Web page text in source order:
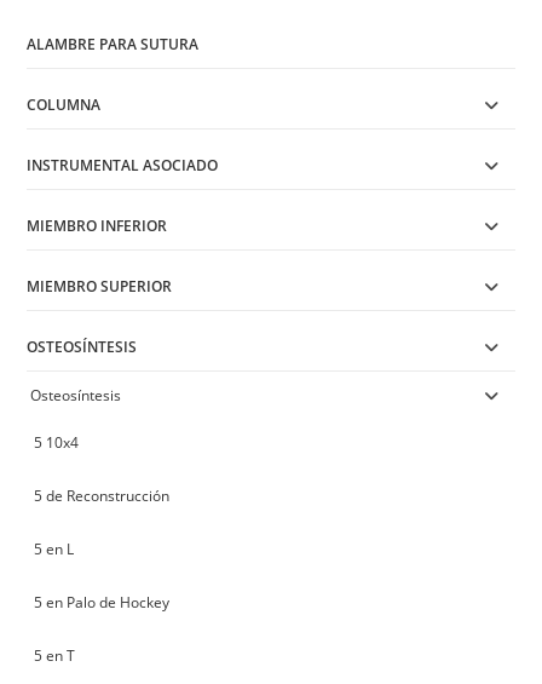
ALAMBRE PARA SUTURA
COLUMNA
INSTRUMENTAL ASOCIADO
MIEMBRO INFERIOR
MIEMBRO SUPERIOR
OSTEOSÍNTESIS
Osteosíntesis
5 10x4
5 de Reconstrucción
5 en L
5 en Palo de Hockey
5 en T